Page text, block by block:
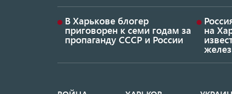
В Харькове блогер
приговорен к семи годам за
пропаганду СССР и России
на